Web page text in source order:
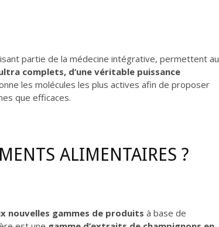
partie de la médecine intégrative, permettent au
complets, d’une véritable puissance
les molécules les plus actives afin de proposer
que efficaces.
ALIMENTAIRES ?
nouvelles gammes de produits à base de